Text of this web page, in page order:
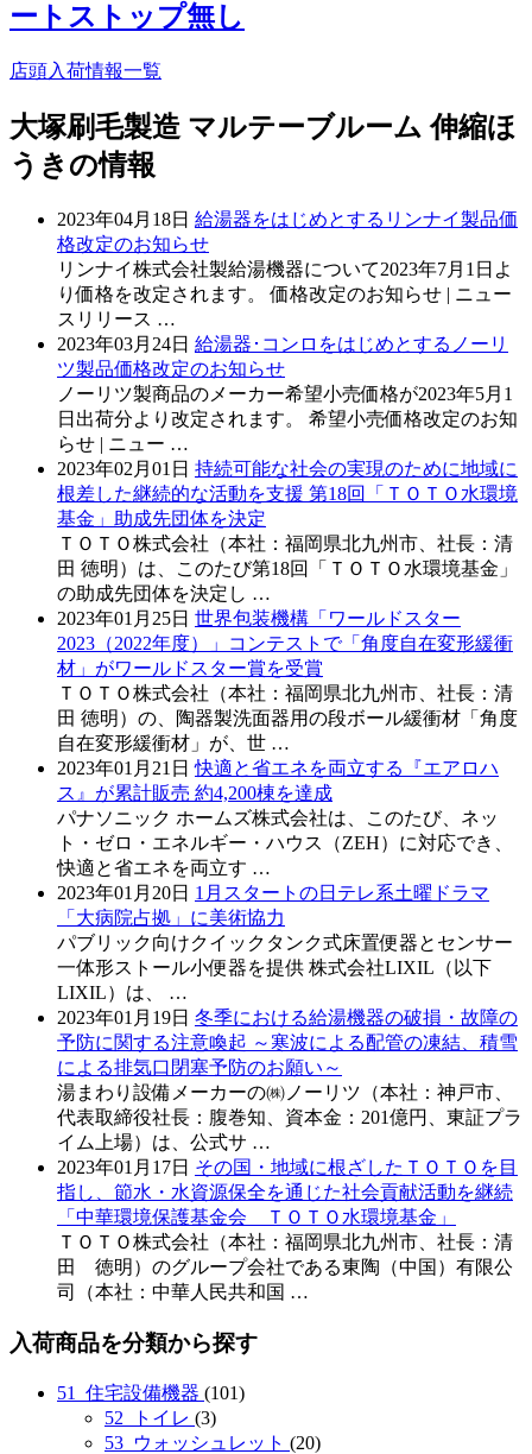
ートストップ無し
店頭入荷情報一覧
大塚刷毛製造 マルテーブルーム 伸縮ほ
うき の情報
2023年04月18日 給湯器をはじめとするリンナイ製品価
格改定のお知らせ
リンナイ株式会社製給湯機器について2023年7月1日よ
り価格を改定されます。 価格改定のお知らせ | ニュー
スリリース …
2023年03月24日 給湯器･コンロをはじめとするノーリ
ツ製品価格改定のお知らせ
ノーリツ製商品のメーカー希望小売価格が2023年5月1
日出荷分より改定されます。 希望小売価格改定のお知
らせ | ニュー …
2023年02月01日 持続可能な社会の実現のために地域に
根差した継続的な活動を支援 第18回「ＴＯＴＯ水環境
基金」助成先団体を決定
ＴＯＴＯ株式会社（本社：福岡県北九州市、社長：清
田 徳明）は、このたび第18回「ＴＯＴＯ水環境基金」
の助成先団体を決定し …
2023年01月25日 世界包装機構「ワールドスター
2023（2022年度）」コンテストで「角度自在変形緩衝
材」がワールドスター賞を受賞
ＴＯＴＯ株式会社（本社：福岡県北九州市、社長：清
田 徳明）の、陶器製洗面器用の段ボール緩衝材「角度
自在変形緩衝材」が、世 …
2023年01月21日快適と省エネを両立する『エアロハ
ス』が累計販売 約4,200棟を達成
パナソニック ホームズ株式会社は、このたび、ネッ
ト・ゼロ・エネルギー・ハウス（ZEH）に対応でき、
快適と省エネを両立す …
2023年01月20日 1月スタートの日テレ系土曜ドラマ
「大病院占拠」に美術協力
パブリック向けクイックタンク式床置便器とセンサー
一体形ストール小便器を提供 株式会社LIXIL（以下
LIXIL）は、 …
2023年01月19日 冬季における給湯機器の破損・故障の
予防に関する注意喚起 ～寒波による配管の凍結、積雪
による排気口閉塞予防のお願い～
湯まわり設備メーカーの㈱ノーリツ（本社：神戸市、
代表取締役社長：腹巻知、資本金：201億円、東証プラ
イム上場）は、公式サ …
2023年01月17日 その国・地域に根ざしたＴＯＴＯを目
指し、節水・水資源保全を通じた社会貢献活動を継続
「中華環境保護基金会 ＴＯＴＯ水環境基金」
ＴＯＴＯ株式会社（本社：福岡県北九州市、社長：清
田 徳明）のグループ会社である東陶（中国）有限公
司（本社：中華人民共和国 …
入荷商品を分類から探す
51_住宅設備機器 (101)
52_トイレ (3)
53_ウォッシュレット (20)